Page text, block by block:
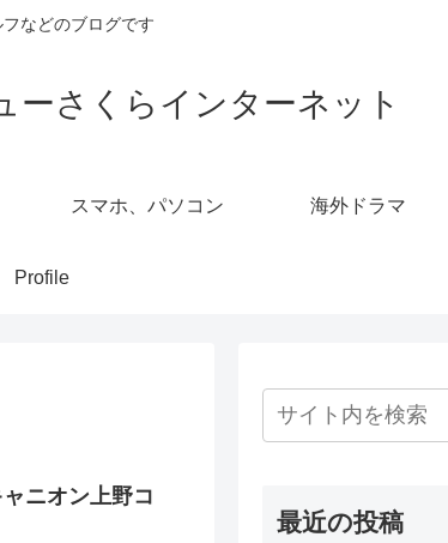
などのブログです
ーさくらインターネット
スマホ、パソコン 海外ドラマ
Profile
ニオン上野コ
最近の投稿